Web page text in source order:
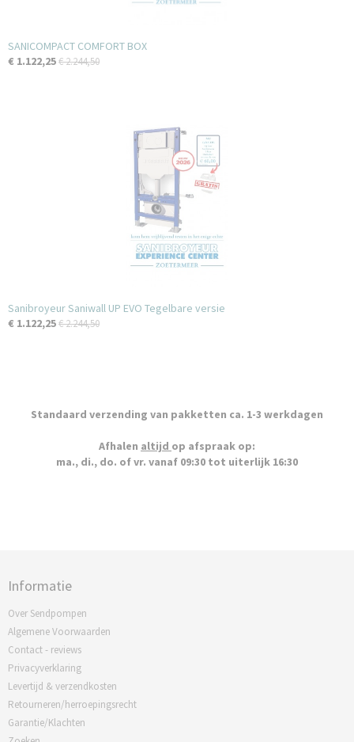
SANICOMPACT COMFORT BOX
€ 1.122,25€ 2.244,50
Sanibroyeur Saniwall UP EVO Tegelbare versie
€ 1.122,25€ 2.244,50
Standaard verzending van pakketten ca. 1-3 werkdagen
Afhalen altijd op afspraak op:
ma., di., do. of vr. vanaf 09:30 tot uiterlijk 16:30
Informatie
Over Sendpompen
Algemene Voorwaarden
Contact - reviews
Privacyverklaring
Levertijd & verzendkosten
Retourneren/herroepingsrecht
Garantie/Klachten